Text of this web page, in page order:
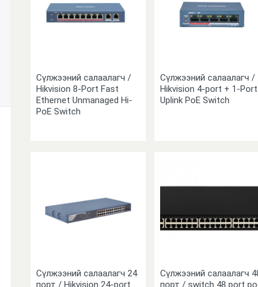
Сүлжээний салаалагч /
Hikvision 8-Port Fast
Ethernet Unmanaged Hi-
PoE Switch
Сүлжээний салаалагч /
Hikvision 4-port + 1-Port
Uplink PoE Switch
Сүлжээний салаалагч 24
порт / Hikvision 24-port
Сүлжээний салаалагч
порт / switch 48 port